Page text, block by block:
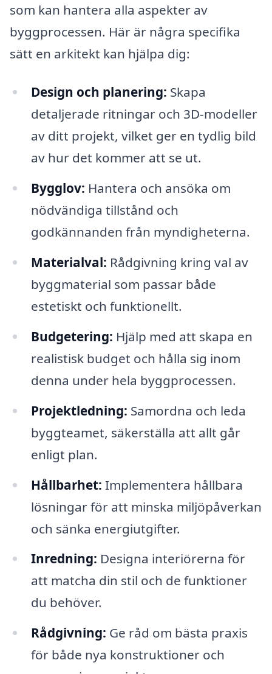
som kan hantera alla aspekter av
byggprocessen. Här är några specifika
sätt en arkitekt kan hjälpa dig:
Design och planering: Skapa
detaljerade ritningar och 3D-modeller
av ditt projekt, vilket ger en tydlig bild
av hur det kommer att se ut.
Bygglov: Hantera och ansöka om
nödvändiga tillstånd och
godkännanden från myndigheterna.
Materialval: Rådgivning kring val av
byggmaterial som passar både
estetiskt och funktionellt.
Budgetering: Hjälp med att skapa en
realistisk budget och hålla sig inom
denna under hela byggprocessen.
Projektledning: Samordna och leda
byggteamet, säkerställa att allt går
enligt plan.
Hållbarhet: Implementera hållbara
lösningar för att minska miljöpåverkan
och sänka energiutgifter.
Inredning: Designa interiörerna för
att matcha din stil och de funktioner
du behöver.
Rådgivning: Ge råd om bästa praxis
för både nya konstruktioner och